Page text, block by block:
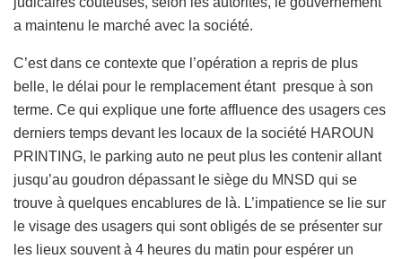
a maintenu le marché avec la société.
C’est dans ce contexte que l’opération a repris de plus
belle, le délai pour le remplacement étant presque à son
terme. Ce qui explique une forte affluence des usagers ces
derniers temps devant les locaux de la société HAROUN
PRINTING, le parking auto ne peut plus les contenir allant
jusqu’au goudron dépassant le siège du MNSD qui se
trouve à quelques encablures de là. L’impatience se lie sur
le visage des usagers qui sont obligés de se présenter sur
les lieux souvent à 4 heures du matin pour espérer un